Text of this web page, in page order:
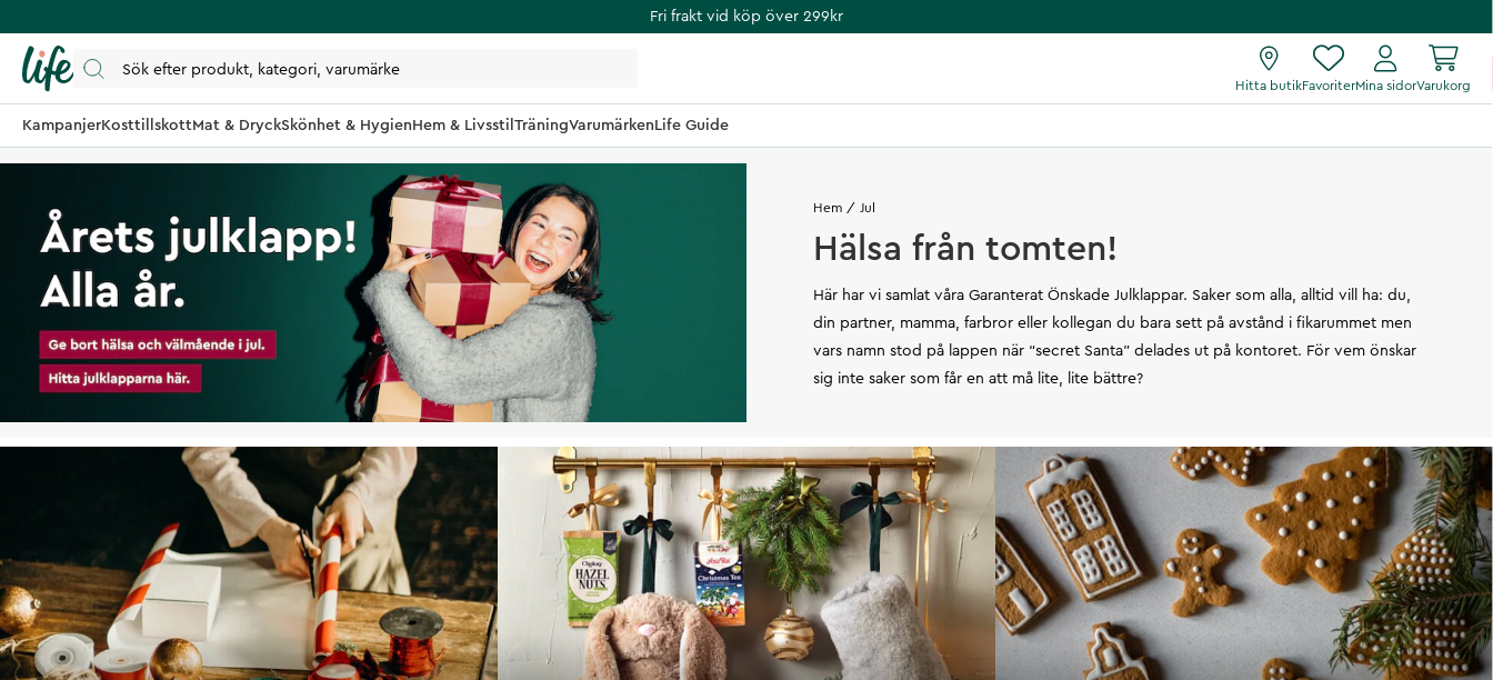
Fri frakt vid köp över 299kr
Hitta butikFavoriterMina sidorVarukorg
KampanjerKosttillskottMat & DryckSkönhet & HygienHem & Livsstil TräningVarumärkenLife Guide
Hem Jul
Hälsa från tomten!
Här har vi samlat våra Garanterat Önskade Julklappar. Saker som alla, alltid vill ha: du,
din partner, mamma, farbror eller kollegan du bara sett på avstånd i fikarummet men
vars namn stod på lappen när “secret Santa” delades ut på kontoret. För vem önskar
sig inte saker som får en att må lite, lite bättre?